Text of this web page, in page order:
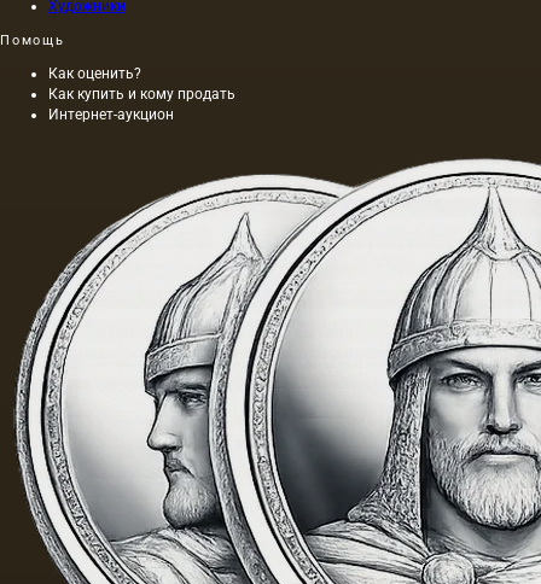
Художники
Помощь
Как оценить?
Как купить и кому продать
Интернет-аукцион